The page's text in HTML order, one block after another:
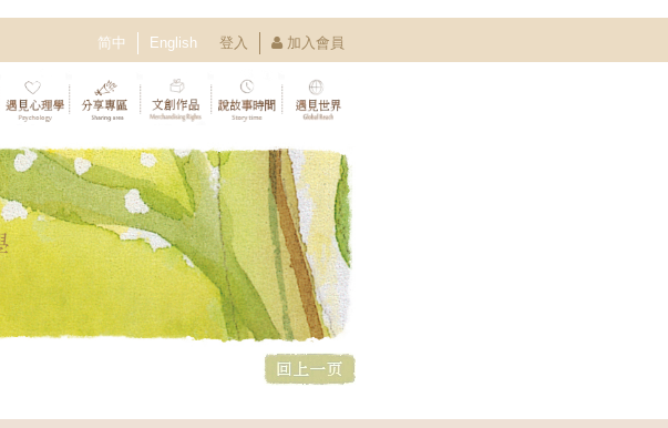
登入 加入會員
简中 English